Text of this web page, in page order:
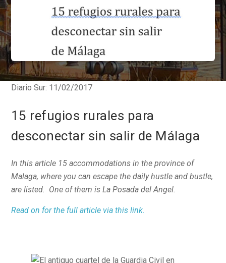
Diario Sur: 11/02/2017
15 refugios rurales para
desconectar sin salir de Málaga
In this article 15 accommodations in the province of
Malaga, where you can escape the daily hustle and bustle,
are listed. One of them is La Posada del Angel.
Read on for the full article via this link.